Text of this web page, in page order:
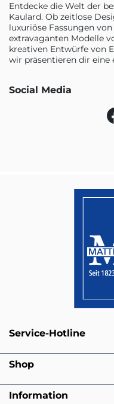
Entdecke die Welt der
Kaulard. Ob zeitlose
luxuriöse Fassungen
extravaganten Modelle
kreativen Entwürfe von
wir präsentieren dir eine
Social Media
Service-Hotline
Shop
Information